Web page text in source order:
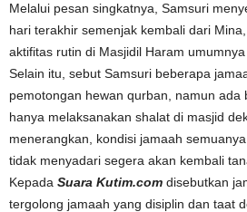
Melalui pesan singkatnya, Samsuri
hari terakhir semenjak kembali dari
aktifitas rutin di Masjidil Haram umumnya
Selain itu, sebut Samsuri beberapa
pemotongan hewan qurban, namun ada
hanya melaksanakan shalat di masjid
menerangkan, kondisi jamaah
tidak menyadari segera akan kembali
Kepada Suara Kutim.com disebutkan
tergolong jamaah yang disiplin dan taat